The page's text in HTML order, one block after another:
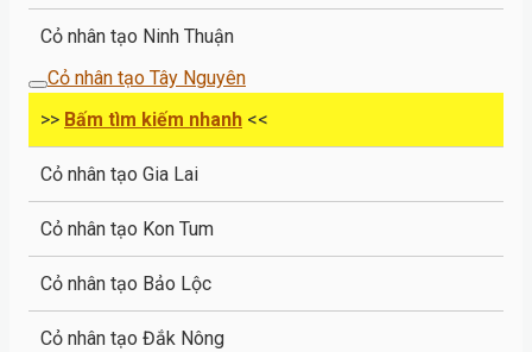
Cỏ nhân tạo Ninh Thuận
Cỏ nhân tạo Tây Nguyên
>> Bấm tìm kiếm nhanh <<
Cỏ nhân tạo Gia Lai
Cỏ nhân tạo Kon Tum
Cỏ nhân tạo Bảo Lộc
Cỏ nhân tạo Đắk Nông